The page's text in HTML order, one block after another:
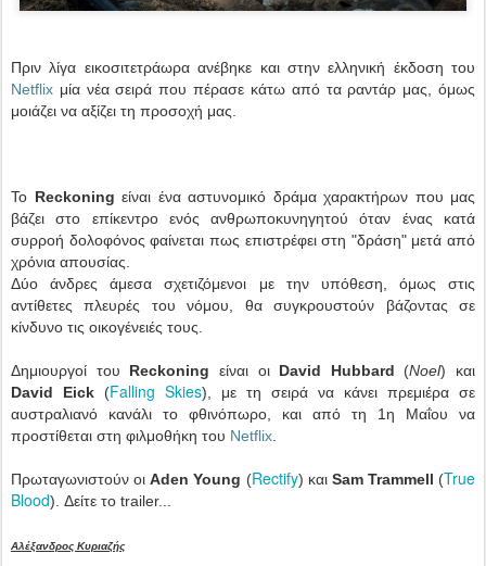
Πριν λίγα εικοσιτετράωρα ανέβηκε και στην ελληνική έκδοση του
Netflix μία νέα σειρά που πέρασε κάτω από τα ραντάρ μας, όμως
μοιάζει να αξίζει τη προσοχή μας.
Το Reckoning είναι ένα αστυνομικό δράμα χαρακτήρων που μας
βάζει στο επίκεντρο ενός ανθρωποκυνηγητού όταν ένας κατά
συρροή δολοφόνος φαίνεται πως επιστρέφει στη "δράση" μετά από
χρόνια απουσίας.
Δύο άνδρες άμεσα σχετιζόμενοι με την υπόθεση, όμως στις
αντίθετες πλευρές του νόμου, θα συγκρουστούν βάζοντας σε
κίνδυνο τις οικογένειές τους.
Δημιουργοί του Reckoning είναι οι David Hubbard (Noel) και
David Eick (Falling Skies), με τη σειρά να κάνει πρεμιέρα σε
αυστραλιανό κανάλι το φθινόπωρο, και από τη 1η Μαΐου να
προστίθεται στη φιλμοθήκη του Netflix.
Πρωταγωνιστούν οιAden Young (Rectify) και Sam Trammell (True
Blood). Δείτε το trailer...
Αλέξανδρος Κυριαζής